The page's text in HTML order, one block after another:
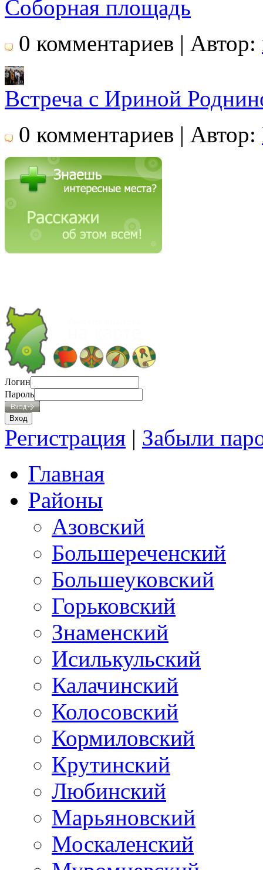
Соборная площадь
0 комментариев | Автор:
Встреча с Ириной
0 комментариев | Автор:
Логин
Пароль
Регистрация | Забыли
Главная
Районы
Азовский
Большереченский
Большеуковский
Горьковский
Знаменский
Исилькульский
Калачинский
Колосовский
Кормиловский
Крутинский
Любинский
Марьяновский
Москаленский